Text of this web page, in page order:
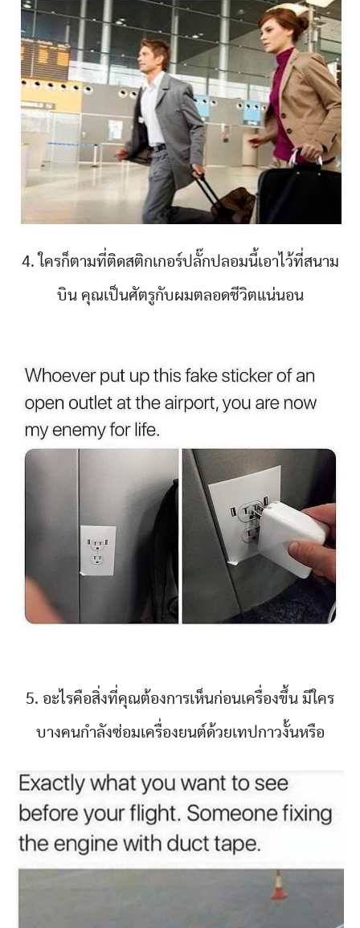
4. ใครก็ตามที่ติดสติกเกอร์ปลั๊กปลอมนี้เอาไว้ที่สนาม
บิน คุณเป็นศัตรูกับผมตลอดชีวิตแน่นอน
5. อะไรคือสิ่งที่คุณต้องการเห็นก่อนเครื่องขึ้น มีใคร
บางคนกำลังซ่อมเครื่องยนต์ด้วยเทปกาวงั้นหรือ